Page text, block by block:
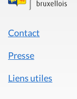
Contact
Presse
Liens utiles